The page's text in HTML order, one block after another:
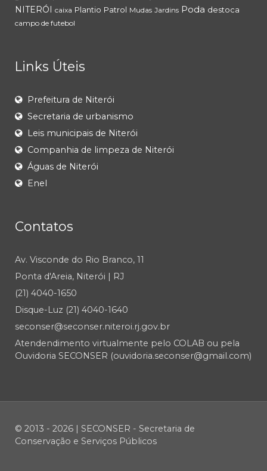
NITERÓI
caixa Plantio Patrol Mudas Jardins Poda destoca
campo de futebol
Links Úteis
Prefeitura de Niterói
Secretaria de urbanismo
Leis municipais de Niterói
Companhia de limpeza de Niterói
Águas de Niterói
Enel
Contatos
Av. Visconde do Rio Branco, 11
Ponta d'Areia, Niterói | RJ
(21) 4040-1650
Disque-Luz (21) 4040-1640
seconser@seconser.niteroi.rj.gov.br
Atendendimento virtualmente pelo COLAB ou pela
Ouvidoria SECONSER (ouvidoria.seconser@gmail.com)
© 2013 - 2026 | SECONSER - Secretaria de
Conservação e Serviços Públicos